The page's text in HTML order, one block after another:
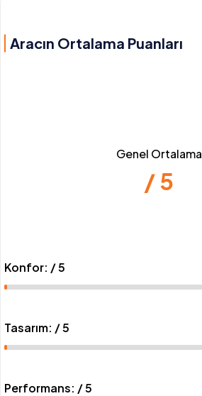
Aracın Ortalama Puanları
Genel Ortalama
/ 5
Konfor: / 5
Tasarım: / 5
Performans: / 5